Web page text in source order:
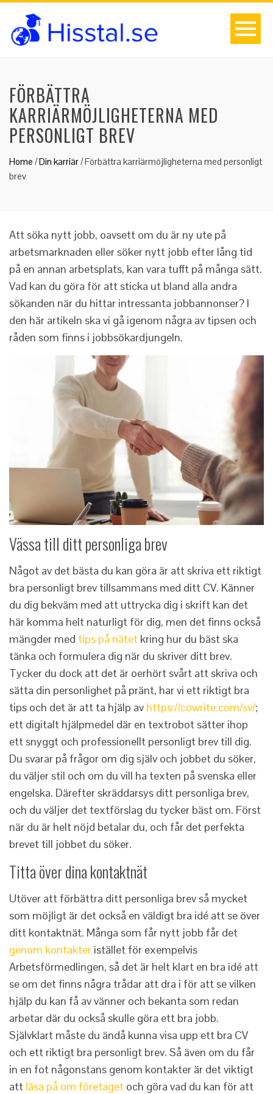
FÖRBÄTTRA
KARRIÄRMÖJLIGHETERNA MED
PERSONLIGT BREV
Home /Din karriär/Förbättra karriärmöjligheterna med personligt
brev
Att söka nytt jobb, oavsett om du är ny ute på
arbetsmarknaden eller söker nytt jobb efter lång tid
på en annan arbetsplats, kan vara tufft på många sätt.
Vad kan du göra för att sticka ut bland alla andra
sökanden när du hittar intressanta jobbannonser? I
den här artikeln ska vi gå igenom några av tipsen och
råden som finns i jobbsökardjungeln.
Vässa till ditt personliga brev
Något av det bästa du kan göra är att skriva ett riktigt
bra personligt brev tillsammans med ditt CV. Känner
du dig bekväm med att uttrycka dig i skrift kan det
här komma helt naturligt för dig, men det finns också
mängder med tips på nätet kring hur du bäst ska
tänka och formulera dig när du skriver ditt brev.
Tycker du dock att det är oerhört svårt att skriva och
sätta din personlighet på pränt, har vi ett riktigt bra
tips och det är att ta hjälp av https://cowrite.com/sv/;
ett digitalt hjälpmedel där en textrobot sätter ihop
ett snyggt och professionellt personligt brev till dig.
Du svarar på frågor om dig själv och jobbet du söker,
du väljer stil och om du vill ha texten på svenska eller
engelska. Därefter skräddarsys ditt personliga brev,
och du väljer det textförslag du tycker bäst om. Först
när du är helt nöjd betalar du, och får det perfekta
brevet till jobbet du söker.
Titta över dina kontaktnät
Utöver att förbättra ditt personliga brev så mycket
som möjligt är det också en väldigt bra idé att se över
ditt kontaktnät. Många som får nytt jobb får det
genom kontakter istället för exempelvis
Arbetsförmedlingen, så det är helt klart en bra idé att
se om det finns några trådar att dra i för att se vilken
hjälp du kan få av vänner och bekanta som redan
arbetar där du också skulle göra ett bra jobb.
Självklart måste du ändå kunna visa upp ett bra CV
och ett riktigt bra personligt brev. Så även om du får
in en fot någonstans genom kontakter är det viktigt
att läsa på om företaget och göra vad du kan för att